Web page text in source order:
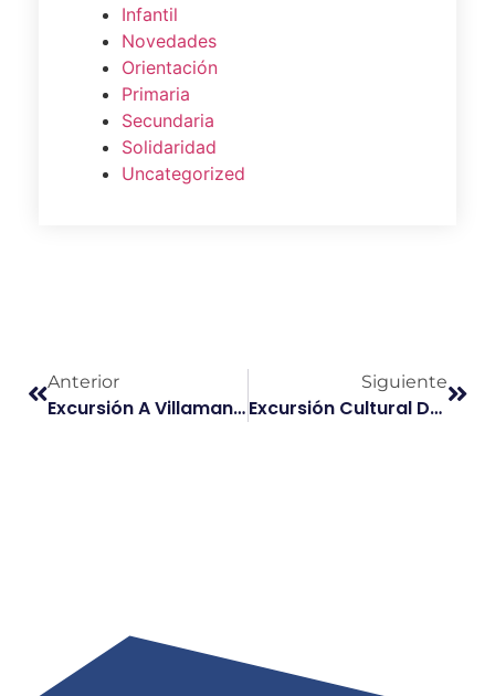
Infantil
Novedades
Orientación
Primaria
Secundaria
Solidaridad
Uncategorized
Anterior
Excursión A Villamantilla En Primaria
Siguiente
Excursión Cultural De Quinto De Primaria